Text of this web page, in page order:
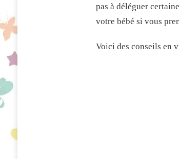
pas à déléguer
votre bébé si vous
Voici des conseils en